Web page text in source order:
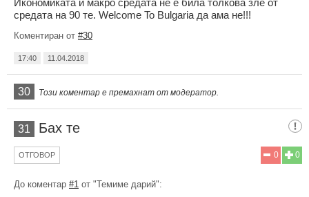
средата на 90 те. Welcome To Bulgaria да ама не!!!
Коментиран от #30
17:40 11.04.2018
30 Този коментар е премахнат от модератор.
31 Бах те
0
0
ОТГОВОР
До коментар #1 от "Темиме дарий":